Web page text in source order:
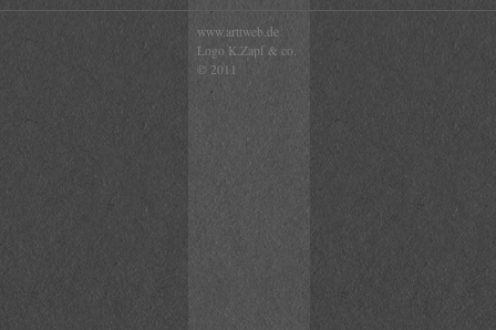
www.arttweb.de
Logo K.Zapf & co.
© 2011